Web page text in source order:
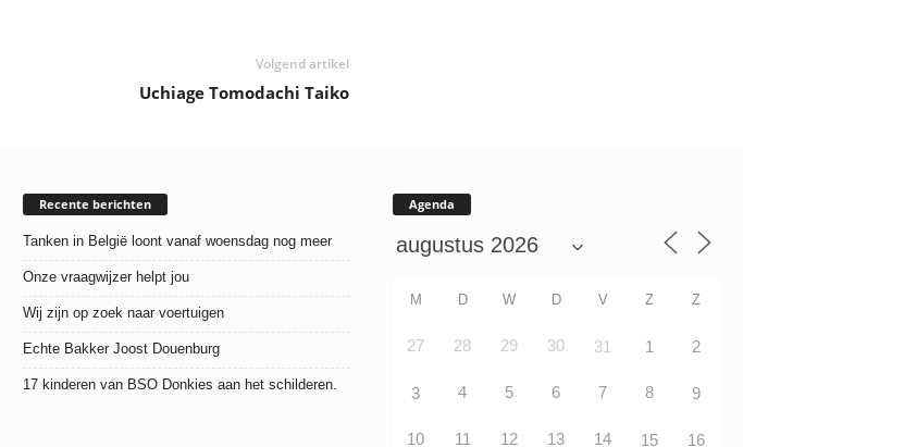
Volgend artikel
Uchiage Tomodachi Taiko
Recente berichten
Tanken in België loont vanaf woensdag nog meer
Onze vraagwijzer helpt jou
Wij zijn op zoek naar voertuigen
Echte Bakker Joost Douenburg
17 kinderen van BSO Donkies aan het schilderen.
Agenda
M D W D V Z Z
27 28 29 30 31 1 2
3 4 5 6 7 8 9
10 11 12 13 14 15 16